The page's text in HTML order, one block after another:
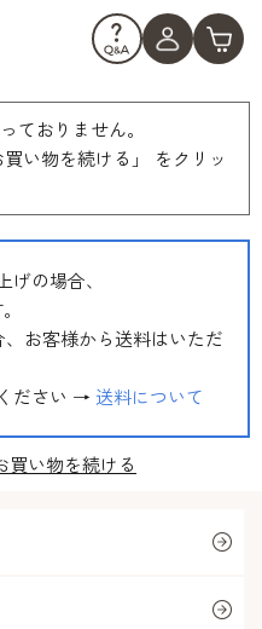
ておりません。
い物を続ける」 をクリッ
の場合、
お客様から送料はいただ
ださい → 送料について
買い物を続ける